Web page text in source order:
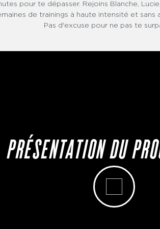
pour te dépasser. Rejoins Blanche,
de trainings à haute intensité et sans
Pas d'excuse pour ne pas te
PRÉSENTATION DU